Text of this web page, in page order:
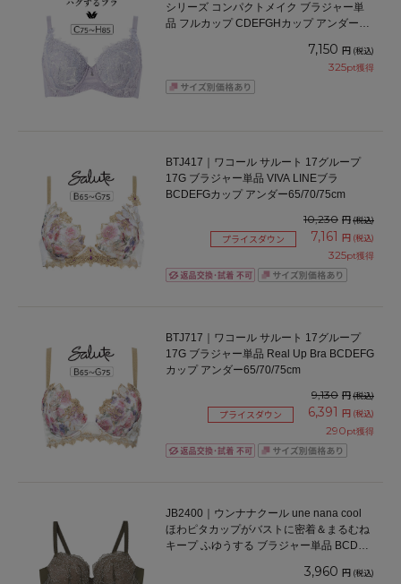
シリーズ コンパクトメイク ブラジャー単
品 フルカップ CDEFGHカップ アンダー
7,150 円 (税込)
325pt獲得
BTJ417｜ワコール サルート 17グループ
17G ブラジャー単品 VIVA LINEブラ
BCDEFGカップ アンダー65/70/75cm
10,230 円(税込)
プライスダウン 7,161 円 (税込)
325pt獲得
BTJ717｜ワコール サルート 17グループ
17G ブラジャー単品 Real Up Bra BCDEFG
カップ アンダー65/70/75cm
9,130 円(税込)
プライスダウン 6,391 円 (税込)
290pt獲得
JB2400｜ウンナナクール une nana cool
ほわピタカップがバストに密着＆まるむね
キープ ふゆうする ブラジャー単品 BCDEF
3,960 円 (税込)